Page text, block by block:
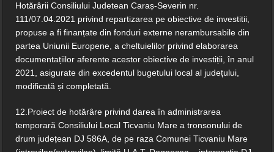
Hotărârii Consiliului Judetean Caraș-Severin nr.
111/07.04.2021 privind repartizarea pe obiective de investitii,
propuse a fi finanțate din fonduri externe nerambursabile din
partea Uniunii Europene, a cheltuielilor privind elaborarea
documentațiilor aferente acestor obiective de investiții, în anul
2021, asigurate din excedentul bugetului local al județului,
modificată și completată.
12.Proiect de hotărâre privind darea în administrarea
temporară Consiliului Local Ticvaniu Mare a tronsonului de
drum județean DJ 586A, de pe raza Comunei Ticvaniu Mare